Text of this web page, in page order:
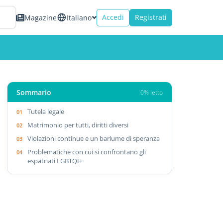
Magazine Italiano Accedi Registrati
Sommario 0% letto
Tutela legale
Matrimonio per tutti, diritti diversi
Violazioni continue e un barlume di speranza
Problematiche con cui si confrontano gli
espatriati LGBTQI+